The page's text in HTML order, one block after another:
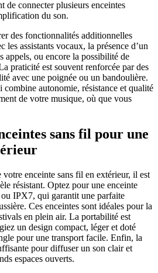
de connecter plusieurs enceintes
du son.
des fonctionnalités additionnelles
les assistants vocaux, la présence d’un
appels, ou encore la possibilité de
praticité est souvent renforcée par des
avec une poignée ou un bandoulière.
combine autonomie, résistance et qualité
de votre musique, où que vous
sans fil pour une
enceinte sans fil en extérieur, il est
résistant. Optez pour une enceinte
IPX7, qui garantit une parfaite
Ces enceintes sont idéales pour la
en plein air. La portabilité est
un design compact, léger et doté
pour une transport facile. Enfin, la
pour diffuser un son clair et
espaces ouverts.